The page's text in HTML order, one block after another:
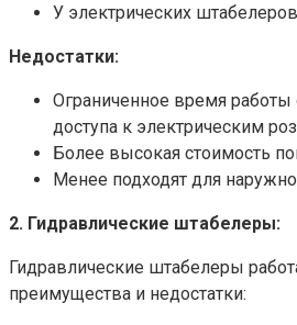
У электрических
Недостатки:
Ограниченное время работы
доступа к электрическим
Более высокая стоимость
Менее подходят для
2. Гидравлические штабелеры:
Гидравлические штабелеры
преимущества и недостатки: